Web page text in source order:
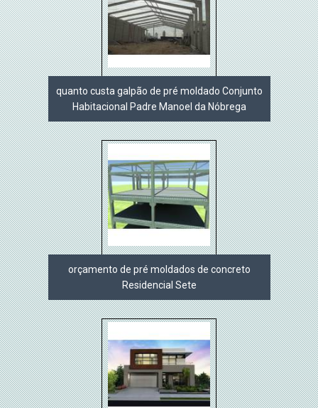
quanto custa galpão de pré moldado Conjunto
Habitacional Padre Manoel da Nóbrega
orçamento de pré moldados de concreto
Residencial Sete